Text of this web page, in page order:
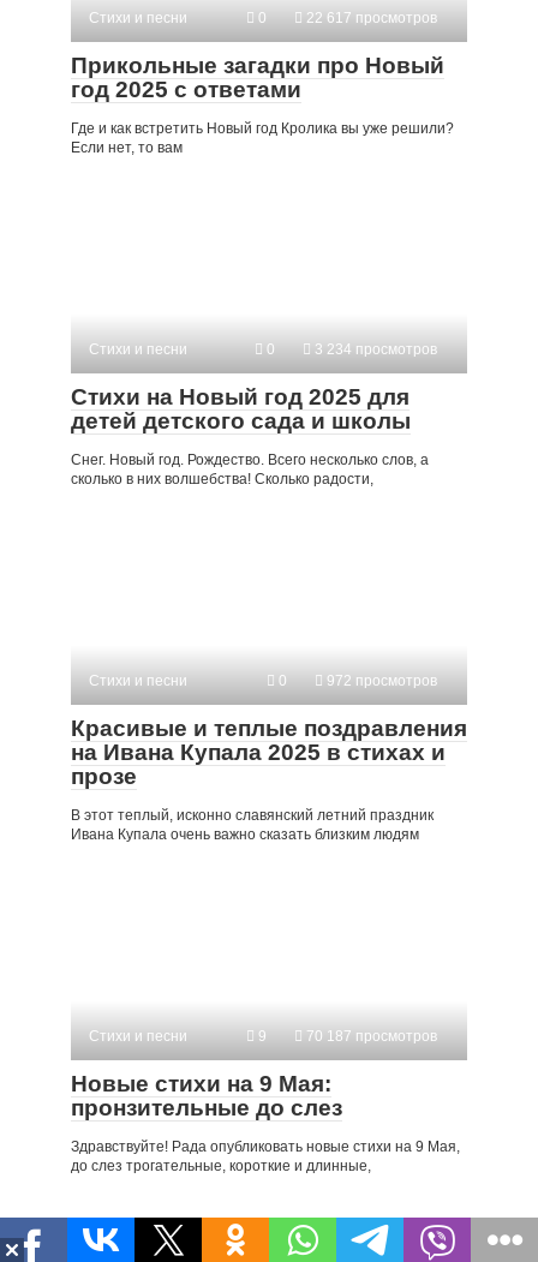
Стихи и песни 0 22 617 просмотров
Прикольные загадки про Новый
год 2025 с ответами
Где и как встретить Новый год Кролика вы уже решили?
Если нет, то вам
Стихи и песни 0 3 234 просмотров
Стихи на Новый год 2025 для
детей детского сада и школы
Снег. Новый год. Рождество. Всего несколько слов, а
сколько в них волшебства! Сколько радости,
Стихи и песни 0 972 просмотров
Красивые и теплые поздравления
на Ивана Купала 2025 в стихах и
прозе
В этот теплый, исконно славянский летний праздник
Ивана Купала очень важно сказать близким людям
Стихи и песни 9 70 187 просмотров
Новые стихи на 9 Мая:
пронзительные до слез
Здравствуйте! Рада опубликовать новые стихи на 9 Мая,
до слез трогательные, короткие и длинные,